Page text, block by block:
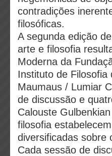
contradições
filosóficas.
A segunda edição
arte e filosofia
Moderna da
Instituto de Filosofia
Maumaus / Lumiar
de discussão e
Calouste
filosofia
diversificadas sobre
Cada sessão de